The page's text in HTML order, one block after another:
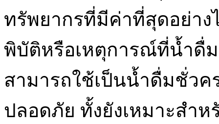
ทรัพยากรที่มีค่าที่สุดอย่า
พิบัติหรือเหตุการณ์ที่น้ำดื่
สามารถใช้เป็นน้ำดื่มชั่วค
ปลอดภัย ทั้งยังเหมาะสำห